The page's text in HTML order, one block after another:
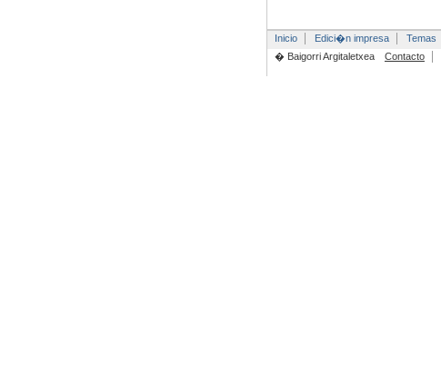
Inicio Edici�n impresa Temas
� Baigorri Argitaletxea
Contacto